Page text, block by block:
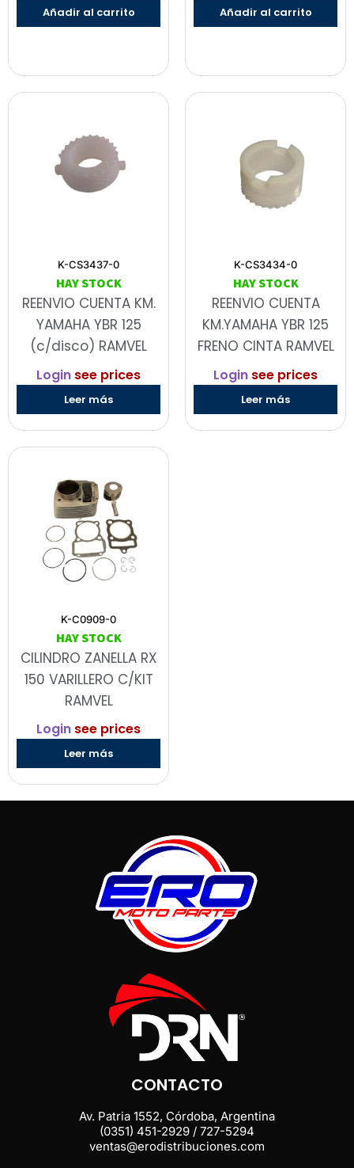
Añadir al carrito Añadir al carrito
K-CS3437-0
HAY STOCK
REENVIO CUENTA KM.
YAMAHA YBR 125
(c/disco) RAMVEL
Login see prices
Leer más
K-CS3434-0
HAY STOCK
REENVIO CUENTA
KM.YAMAHA YBR 125
FRENO CINTA RAMVEL
Login see prices
Leer más
K-C0909-0
HAY STOCK
CILINDRO ZANELLA RX
150 VARILLERO C/KIT
RAMVEL
Login see prices
Leer más
CONTACTO
Av. Patria 1552, Córdoba, Argentina
(0351) 451-2929 / 727-5294
ventas@erodistribuciones.com